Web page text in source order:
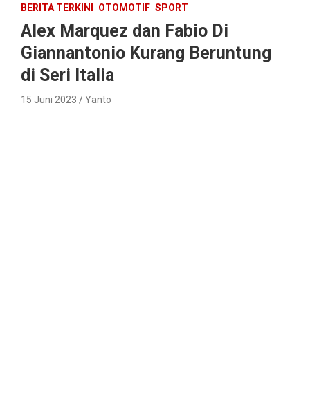
BERITA TERKINI OTOMOTIF SPORT
Alex Marquez dan Fabio Di
Giannantonio Kurang Beruntung
di Seri Italia
15 Juni 2023 Yanto